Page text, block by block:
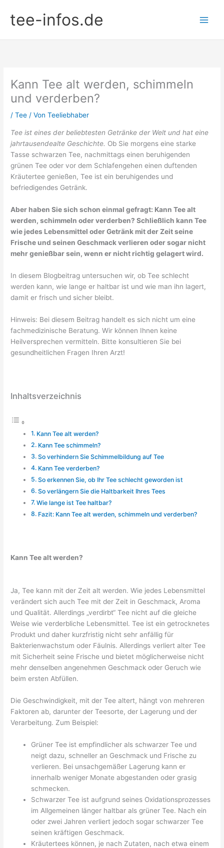
Inhalt
springen
tee-infos.de
Kann Tee alt werden, schimmeln
und verderben?
/Tee / VonTeeliebhaber
Tee ist eines der beliebtesten Getränke der Welt und hat eine
jahrtausendealte Geschichte. Ob Sie morgens eine starke
Tasse schwarzen Tee, nachmittags einen beruhigenden
grünen Tee oder vor dem Schlafengehen einen duftenden
Kräutertee genießen, Tee ist ein beruhigendes und
befriedigendes Getränk.
Aber haben Sie sich schon einmal gefragt: Kann Tee alt
werden, schimmeln oder verderben? Schließlich kann Tee
wie jedes Lebensmittel oder Getränk mit der Zeit seine
Frische und seinen Geschmack verlieren oder sogar nicht
mehr genießbar sein, wenn er nicht richtig gelagert wird.
In diesem Blogbeitrag untersuchen wir, ob Tee schlecht
werden kann, wie lange er haltbar ist und wie man ihn lagert,
damit er frisch und sicher bleibt.
Hinweis: Bei diesem Beitrag handelt es sich nicht um eine
fachmedizinische Beratung. Wir können Ihnen keine
Heilversprechen vermitteln. Bitte konsultieren Sie bei
gesundheitlichen Fragen Ihren Arzt!
Inhaltsverzeichnis
Kann Tee alt werden?
Kann Tee schimmeln?
So verhindern Sie Schimmelbildung auf Tee
Kann Tee verderben?
So erkennen Sie, ob Ihr Tee schlecht geworden ist
So verlängern Sie die Haltbarkeit Ihres Tees
Wie lange ist Tee haltbar?
Fazit: Kann Tee alt werden, schimmeln und verderben?
Kann Tee alt werden?
Ja, Tee kann mit der Zeit alt werden. Wie jedes Lebensmittel
verändert sich auch Tee mit der Zeit in Geschmack, Aroma
und Qualität. Allerdings „verdirbt“ Tee nicht auf die gleiche
Weise wie verderbliche Lebensmittel. Tee ist ein getrocknetes
Produkt und daher kurzfristig nicht sehr anfällig für
Bakterienwachstum oder Fäulnis. Allerdings verliert alter Tee
mit Sicherheit seine Frische und bietet möglicherweise nicht
mehr denselben angenehmen Geschmack oder Geruch wie
beim ersten Abfüllen.
Die Geschwindigkeit, mit der Tee altert, hängt von mehreren
Faktoren ab, darunter der Teesorte, der Lagerung und der
Verarbeitung. Zum Beispiel:
Grüner Tee ist empfindlicher als schwarzer Tee und
neigt dazu, schneller an Geschmack und Frische zu
verlieren. Bei unsachgemäßer Lagerung kann er
innerhalb weniger Monate abgestanden oder grasig
schmecken.
Schwarzer Tee ist aufgrund seines Oxidationsprozesses
im Allgemeinen länger haltbar als grüner Tee. Nach ein
oder zwei Jahren verliert jedoch sogar schwarzer Tee
seinen kräftigen Geschmack.
Kräutertees können, je nach Zutaten, nach etwa einem